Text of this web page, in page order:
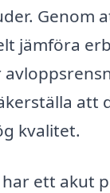
Genom
jämföra
kvalitet.
ett akut